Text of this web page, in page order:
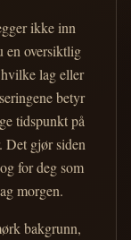
ikke inn
en oversiktlig
lag eller
betyr
tidspunkt på
Det gjør siden
for deg som
morgen.
bakgrunn,